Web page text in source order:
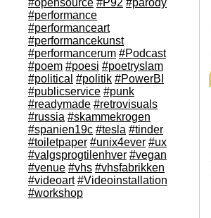
#performance
#performanceart
#performancekunst
#performancerum #Podcast
#poem #poesi #poetryslam
#political #politik #PowerBI
#publicservice #punk
#readymade #retrovisuals
#russia #skammekrogen
#spanien19c #tesla #tinder
#toiletpaper #unix4ever #ux
#valgsprogtilenhver #vegan
#venue #vhs #vhsfabrikken
#videoart #Videoinstallation
#workshop